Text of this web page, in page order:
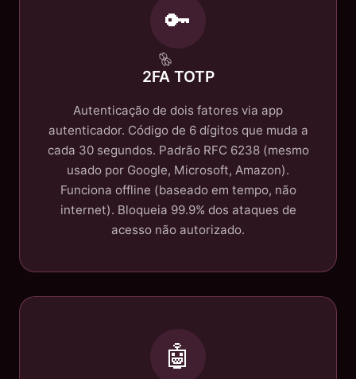
🔑
2FA TOTP
Autenticação de dois fatores via app
autenticador. Código de 6 dígitos que muda a
cada 30 segundos. Padrão RFC 6238 (mesmo
usado por Google, Microsoft, Amazon).
Funciona offline (baseado em tempo, não
internet). Bloqueia 99.9% dos ataques de
acesso não autorizado.
🤖